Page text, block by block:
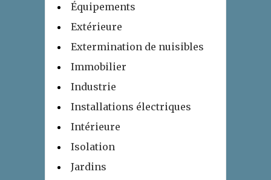
Équipements
Extérieure
Extermination de nuisibles
Immobilier
Industrie
Installations électriques
Intérieure
Isolation
Jardins